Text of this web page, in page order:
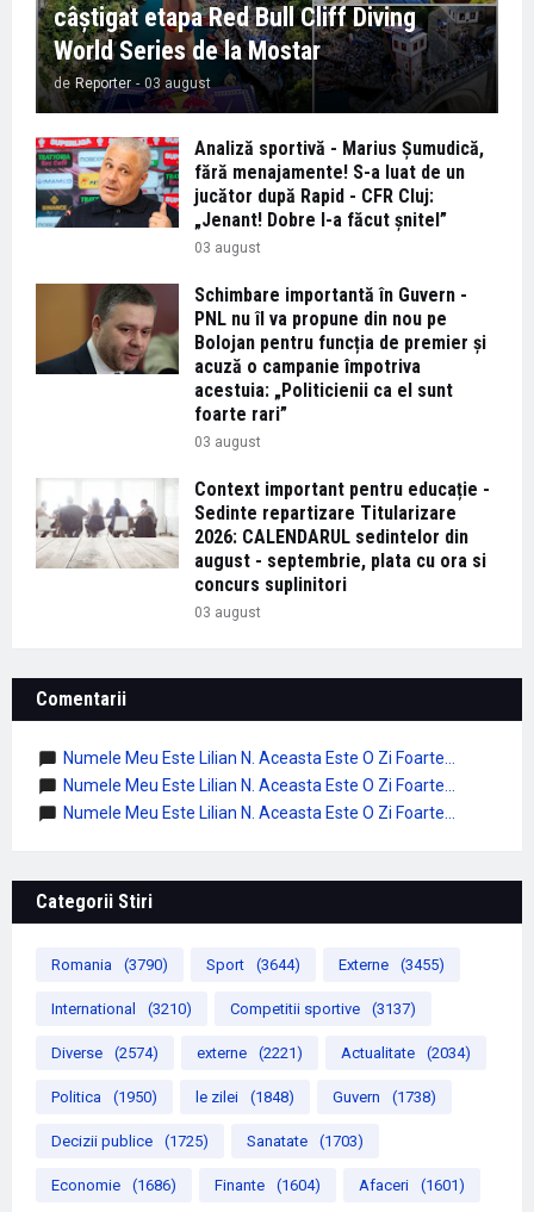
câștigat etapa Red Bull Cliff Diving
World Series de la Mostar
de Reporter - 03 august
Analiză sportivă - Marius Șumudică,
fără menajamente! S-a luat de un
jucător după Rapid - CFR Cluj:
„Jenant! Dobre l-a făcut șnitel”
03 august
Schimbare importantă în Guvern -
PNL nu îl va propune din nou pe
Bolojan pentru funcția de premier și
acuză o campanie împotriva
acestuia: „Politicienii ca el sunt
foarte rari”
03 august
Context important pentru educație -
Sedinte repartizare Titularizare
2026: CALENDARUL sedintelor din
august - septembrie, plata cu ora si
concurs suplinitori
03 august
Comentarii
Numele Meu Este Lilian N. Aceasta Este O Zi Foarte...
Numele Meu Este Lilian N. Aceasta Este O Zi Foarte...
Numele Meu Este Lilian N. Aceasta Este O Zi Foarte...
Categorii Stiri
Romania (3790) Sport (3644) Externe (3455)
International (3210) Competitii sportive (3137)
Diverse (2574) externe (2221) Actualitate (2034)
Politica (1950) le zilei (1848) Guvern (1738)
Decizii publice (1725) Sanatate (1703)
Economie (1686) Finante (1604) Afaceri (1601)